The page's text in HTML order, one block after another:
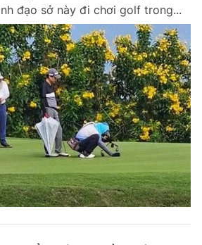
Tin 24h
Tin 360
Magazine
Bạn cần biết
đạo sở này đi chơi golf trong...